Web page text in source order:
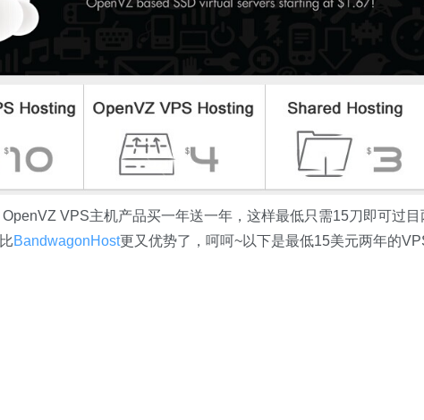
VPS主机产品买一年送一年，这样最低只需15刀即可过目
BandwagonHost更又优势了，呵呵~以下是最低15美元两年的